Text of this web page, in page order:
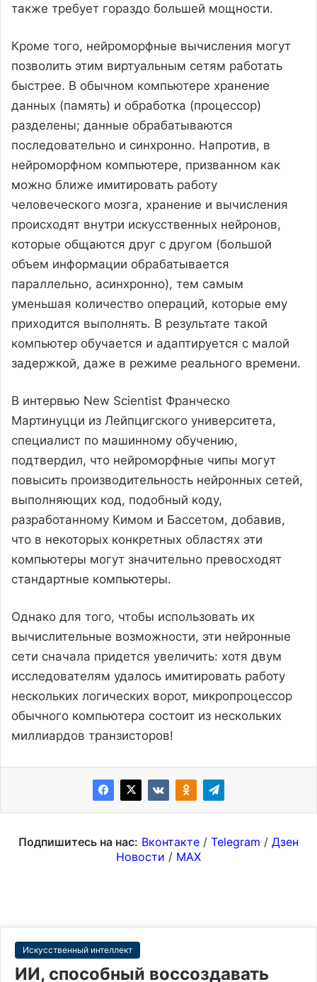
также требует гораздо большей мощности.
Кроме того, нейроморфные вычисления могут
позволить этим виртуальным сетям работать
быстрее. В обычном компьютере хранение
данных (память) и обработка (процессор)
разделены; данные обрабатываются
последовательно и синхронно. Напротив, в
нейроморфном компьютере, призванном как
можно ближе имитировать работу
человеческого мозга, хранение и вычисления
происходят внутри искусственных нейронов,
которые общаются друг с другом (большой
объем информации обрабатывается
параллельно, асинхронно), тем самым
уменьшая количество операций, которые ему
приходится выполнять. В результате такой
компьютер обучается и адаптируется с малой
задержкой, даже в режиме реального времени.
В интервью New Scientist Франческо
Мартинуцци из Лейпцигского университета,
специалист по машинному обучению,
подтвердил, что нейроморфные чипы могут
повысить производительность нейронных сетей,
выполняющих код, подобный коду,
разработанному Кимом и Бассетом, добавив,
что в некоторых конкретных областях эти
компьютеры могут значительно превосходят
стандартные компьютеры.
Однако для того, чтобы использовать их
вычислительные возможности, эти нейронные
сети сначала придется увеличить: хотя двум
исследователям удалось имитировать работу
нескольких логических ворот, микропроцессор
обычного компьютера состоит из нескольких
миллиардов транзисторов!
Подпишитесь на нас: Вконтакте / Telegram / Дзен
Новости / MAX